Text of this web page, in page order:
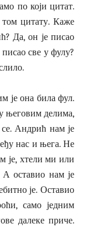
по који цитат.
цитату. Каже
Да, он је писао
све у фулу?
је она била фул.
у његовим делима,
Андрић нам је
нас и њега. Не
је, хтели ми или
А оставио нам је
је. Оставио
само једним
далеке приче.